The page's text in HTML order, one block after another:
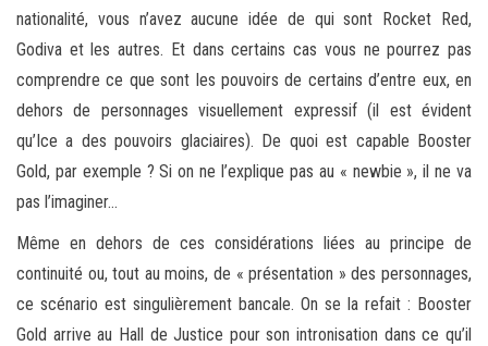
nationalité, vous n’avez aucune idée de qui sont Rocket Red,
Godiva et les autres. Et dans certains cas vous ne pourrez pas
comprendre ce que sont les pouvoirs de certains d’entre eux, en
dehors de personnages visuellement expressif (il est évident
qu’Ice a des pouvoirs glaciaires). De quoi est capable Booster
Gold, par exemple ? Si on ne l’explique pas au « newbie », il ne va
pas l’imaginer…
Même en dehors de ces considérations liées au principe de
continuité ou, tout au moins, de « présentation » des personnages,
ce scénario est singulièrement bancale. On se la refait : Booster
Gold arrive au Hall de Justice pour son intronisation dans ce qu’il